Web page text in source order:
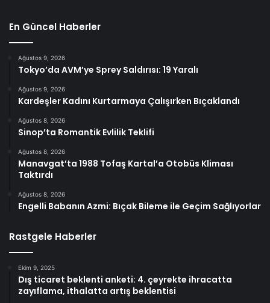
En Güncel Haberler
Ağustos 9, 2026
Tokyo’da AVM’ye Sprey Saldırısı: 19 Yaralı
Ağustos 9, 2026
Kardeşler Kadını Kurtarmaya Çalışırken Bıçaklandı
Ağustos 8, 2026
Sinop’ta Romantik Evlilik Teklifi
Ağustos 8, 2026
Manavgat’ta 1988 Tofaş Kartal’a Otobüs Kliması
Taktırdı
Ağustos 8, 2026
Engelli Babanın Azmi: Bıçak Bileme ile Geçim Sağlıyorlar
Rastgele Haberler
Ekim 9, 2025
Dış ticaret beklenti anketi: 4. çeyrekte ihracatta
zayıflama, ithalatta artış beklentisi